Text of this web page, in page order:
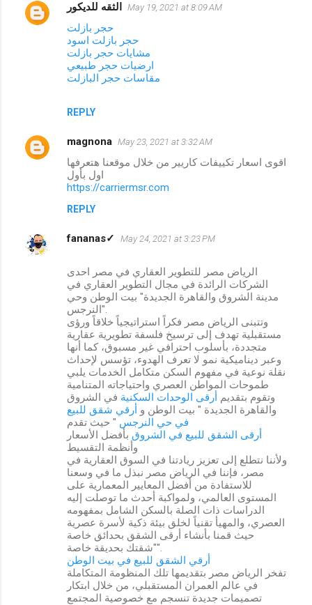
الثقه للديكور May 19, 2021 at 8:09 AM
حجر بازلت
حجر بازلت اسود
مشايات حجر بازلت
ارضيات حجر طبيعي
مقاسات حجر البازلت
REPLY
magnona May 23, 2021 at 3:32 AM
اقوى اسعار تكييفات كاريير من خلال موقعنا هتعرفها
اول بأول
https://carriermsr.com
REPLY
fananas✓ May 24, 2021 at 3:23 PM
الرياض مصر للتطوير العقاري في مصر احدى
الشركات الرائدة في مجال التطوير العقاري في
مدينة الشروق والقاهرة الجديدة" بيت الوطن وحي
النرجس".
وتتبنى الرياض مصر فكراً استراتيجياً خلاقاً ورؤى
مستقبلية تهدف إلى ترسيخ فلسفة تطويرية عقارية
متجددة، بأسلوب احترافي غير مسبوق، كما أنها
وعبر ديناميكية نمو لا تعرف الهدوء، تؤسس لإحداث
نقلة نوعية في مفهوم السكن متكامل الخدمات يلبي
طموحات المواطن العصري واحتياجاته المتنامية
وتقوم بتقديم أرقى الوحدات السكنية في الشروق
والقاهرة الجديدة " بيت الوطن و أرقي شقق للبيع
في حي النرجس " حيث تقدم
أرقى الشقق للبيع في الشروق بأفضل الأسعار
وأنظمة التقسيط
ولأننا نتطلع إلى تعزيز ريادتنا في السوق العقارية في
مصر، فإننا في الرياض مصر نبذل ما في وسعنا
للاستفادة من أفضل المعايير المعمارية على
المستوى العالمي، ولمواكبة أحدث ما توصلت إليه
الدراسات ذات الصلة بالسكن الشامل بمفهومه
العصري، والمهيأ تقنياً لخلق بيئة ذكية لأسرة عصرية
حيث قمنا بأنشاء أرقى الشقق بحدائق خاصة
"شقتك بحديقة خاصة".
أرقي الشقق للبيع في بيت الوطن
تفخر الرياض مصر بتقديمها تلك المنظومة المتكاملة
في عالم العمران المستقبلي، من خلال ابتكار
تصميمات جديدة تنسجم مع خصوصية المجتمع